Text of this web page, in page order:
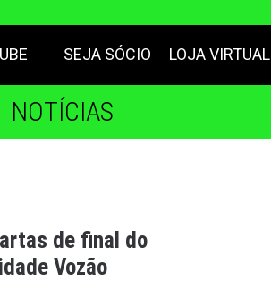
SEJA SÓCIO LOJA VIRTUAL
NOTÍCIAS
de final do
Vozão